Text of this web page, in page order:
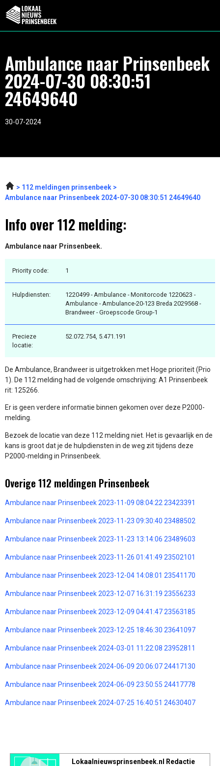
Ambulance naar Prinsenbeek
2024-07-30 08:30:51
24649640
30-07-2024
112 meldingen prinsenbeek
Ambulance naar Prinsenbeek 2024-07-30 08:30:51 24649640
Info over 112 melding:
Ambulance naar Prinsenbeek.
Priority code: 1
Hulpdiensten:
1220499 - Ambulance - Monitorcode 1220623 -
Ambulance - Ambulance-20-123 Breda 2029568 -
Brandweer - Groepscode Group-1
Precieze
locatie:
52.072.754, 5.471.191
De Ambulance, Brandweer is uitgetrokken met Hoge prioriteit (Prio
1). De 112 melding had de volgende omschrijving: A1 Prinsenbeek
rit: 125266.
Er is geen verdere informatie binnen gekomen over deze P2000-
melding.
Bezoek de locatie van deze 112 melding niet. Het is gevaarlijk en de
kans is groot dat je de hulpdiensten in de weg zit tijdens deze
P2000-melding in Prinsenbeek.
Overige 112 meldingen Prinsenbeek
Ambulance naar Prinsenbeek 2023-11-09 08:04:22 23423391
Ambulance naar Prinsenbeek 2023-11-23 09:30:40 23488502
Ambulance naar Prinsenbeek 2023-11-23 13:14:06 23489603
Ambulance naar Prinsenbeek 2023-11-26 01:41:49 23502101
Ambulance naar Prinsenbeek 2023-12-04 14:08:01 23541170
Ambulance naar Prinsenbeek 2023-12-07 16:31:19 23556233
Ambulance naar Prinsenbeek 2023-12-09 04:41:47 23563185
Ambulance naar Prinsenbeek 2023-12-25 18:46:30 23641097
Ambulance naar Prinsenbeek 2024-03-01 11:22:08 23952811
Ambulance naar Prinsenbeek 2024-06-09 20:06:07 24417130
Ambulance naar Prinsenbeek 2024-06-09 23:50:55 24417778
Ambulance naar Prinsenbeek 2024-07-25 16:40:51 24630407
Lokaalnieuwsprinsenbeek.nl Redactie